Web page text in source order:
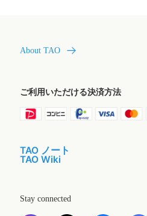
About TAO
ご利用いただける決済方法
TAO ノート
TAO Wiki
Stay connected